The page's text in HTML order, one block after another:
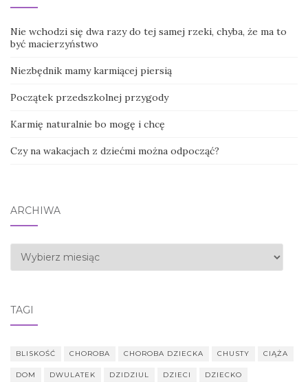
Nie wchodzi się dwa razy do tej samej rzeki, chyba, że ma to
być macierzyństwo
Niezbędnik mamy karmiącej piersią
Początek przedszkolnej przygody
Karmię naturalnie bo mogę i chcę
Czy na wakacjach z dziećmi można odpocząć?
ARCHIWA
Archiwa
TAGI
BLISKOŚĆ CHOROBA CHOROBA DZIECKA CHUSTY CIĄŻA
DOM DWULATEK DZIDZIUL DZIECI DZIECKO